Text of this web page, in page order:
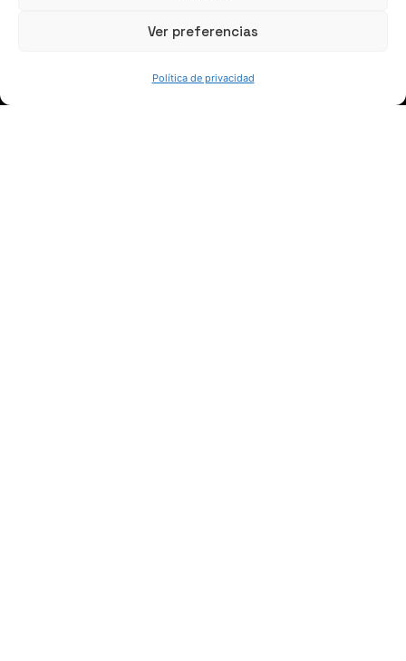
Ver preferencias
Política de privacidad